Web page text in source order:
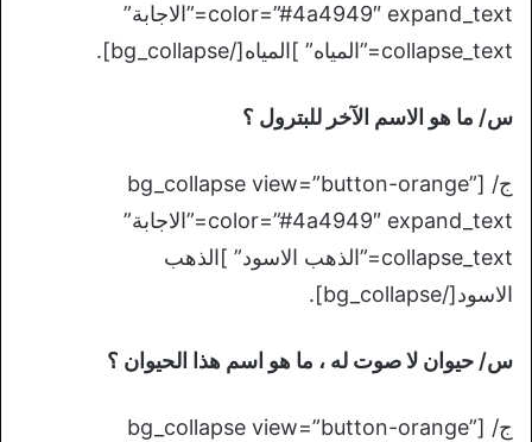
color=”#4a4949″ expand_text=”الاجابة”
collapse_text=”المياه” ]المياه[/bg_collapse].
س/ ما هو الاسم الآخر للبترول ؟
ج/ [bg_collapse view=”button-orange”
color=”#4a4949″ expand_text=”الاجابة”
collapse_text=”الذهب الاسود” ]الذهب
الاسود[/bg_collapse].
س/ حيوان لا صوت له ، ما هو اسم هذا الحيوان ؟
ج/ [bg_collapse view=”button-orange”